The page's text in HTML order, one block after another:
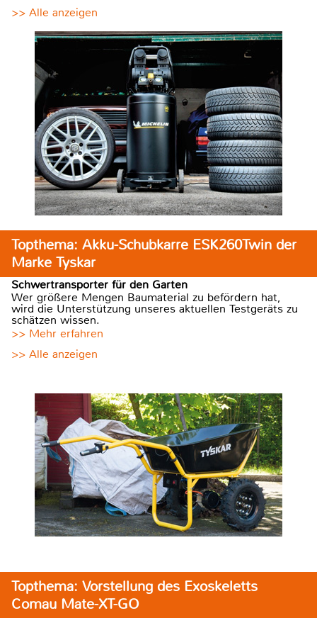
>> Alle anzeigen
Topthema: Akku-Schubkarre ESK260Twin der
Marke Tyskar
Schwertransporter für den Garten
Wer größere Mengen Baumaterial zu befördern hat,
wird die Unterstützung unseres aktuellen Testgeräts zu
schätzen wissen.
>> Mehr erfahren
>> Alle anzeigen
Topthema: Vorstellung des Exoskeletts
Comau Mate-XT-GO